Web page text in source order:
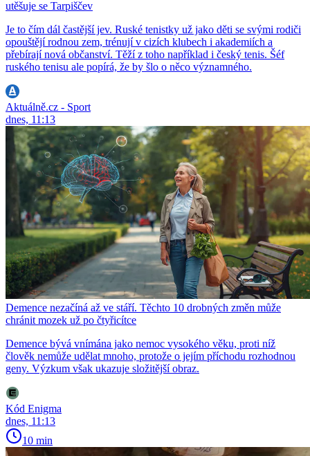
utěšuje se Tarpiščev
Je to čím dál častější jev. Ruské tenistky už jako děti se svými rodiči
opouštějí rodnou zem, trénují v cizích klubech i akademiích a
přebírají nová občanství. Těží z toho například i český tenis. Šéf
ruského tenisu ale popírá, že by šlo o něco významného.
Aktuálně.cz - Sport
dnes, 11:13
Demence nezačíná až ve stáří. Těchto 10 drobných změn může
chránit mozek už po čtyřicítce
Demence bývá vnímána jako nemoc vysokého věku, proti níž
člověk nemůže udělat mnoho, protože o jejím příchodu rozhodnou
geny. Výzkum však ukazuje složitější obraz.
Kód Enigma
dnes, 11:13
10 min